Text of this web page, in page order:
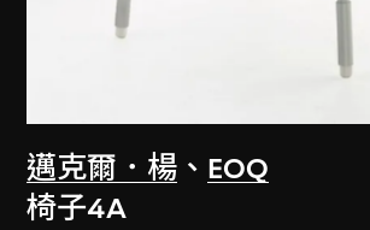
邁克爾．楊 、 EOQ
椅子4A